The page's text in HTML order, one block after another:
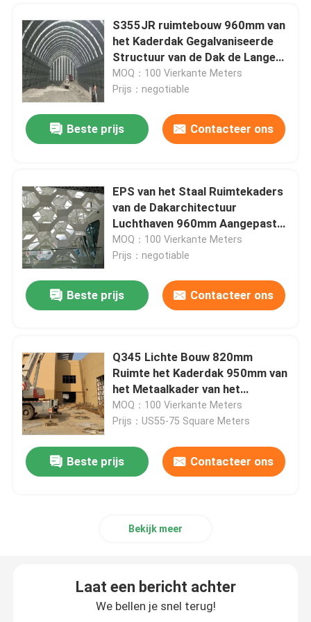
S355JR ruimtebouw 960mm van
het Kaderdak Gegalvaniseerde
Structuur van de Dak de Lange
Spanwijdte
MOQ：100 Vierkante Meters
Prijs：negotiable
Beste prijs Contacteer ons
EPS van het Staal Ruimtekaders
van de Dakarchitectuur
Luchthaven 960mm Aangepast
Dak
MOQ：100 Vierkante Meters
Prijs：negotiable
Beste prijs Contacteer ons
Q345 Lichte Bouw 820mm
Ruimte het Kaderdak 950mm van
het Metaalkader van het
Dakstaal
MOQ：100 Vierkante Meters
Prijs：US55-75 Square Meters
Beste prijs Contacteer ons
Bekijk meer
Laat een bericht achter
We bellen je snel terug!